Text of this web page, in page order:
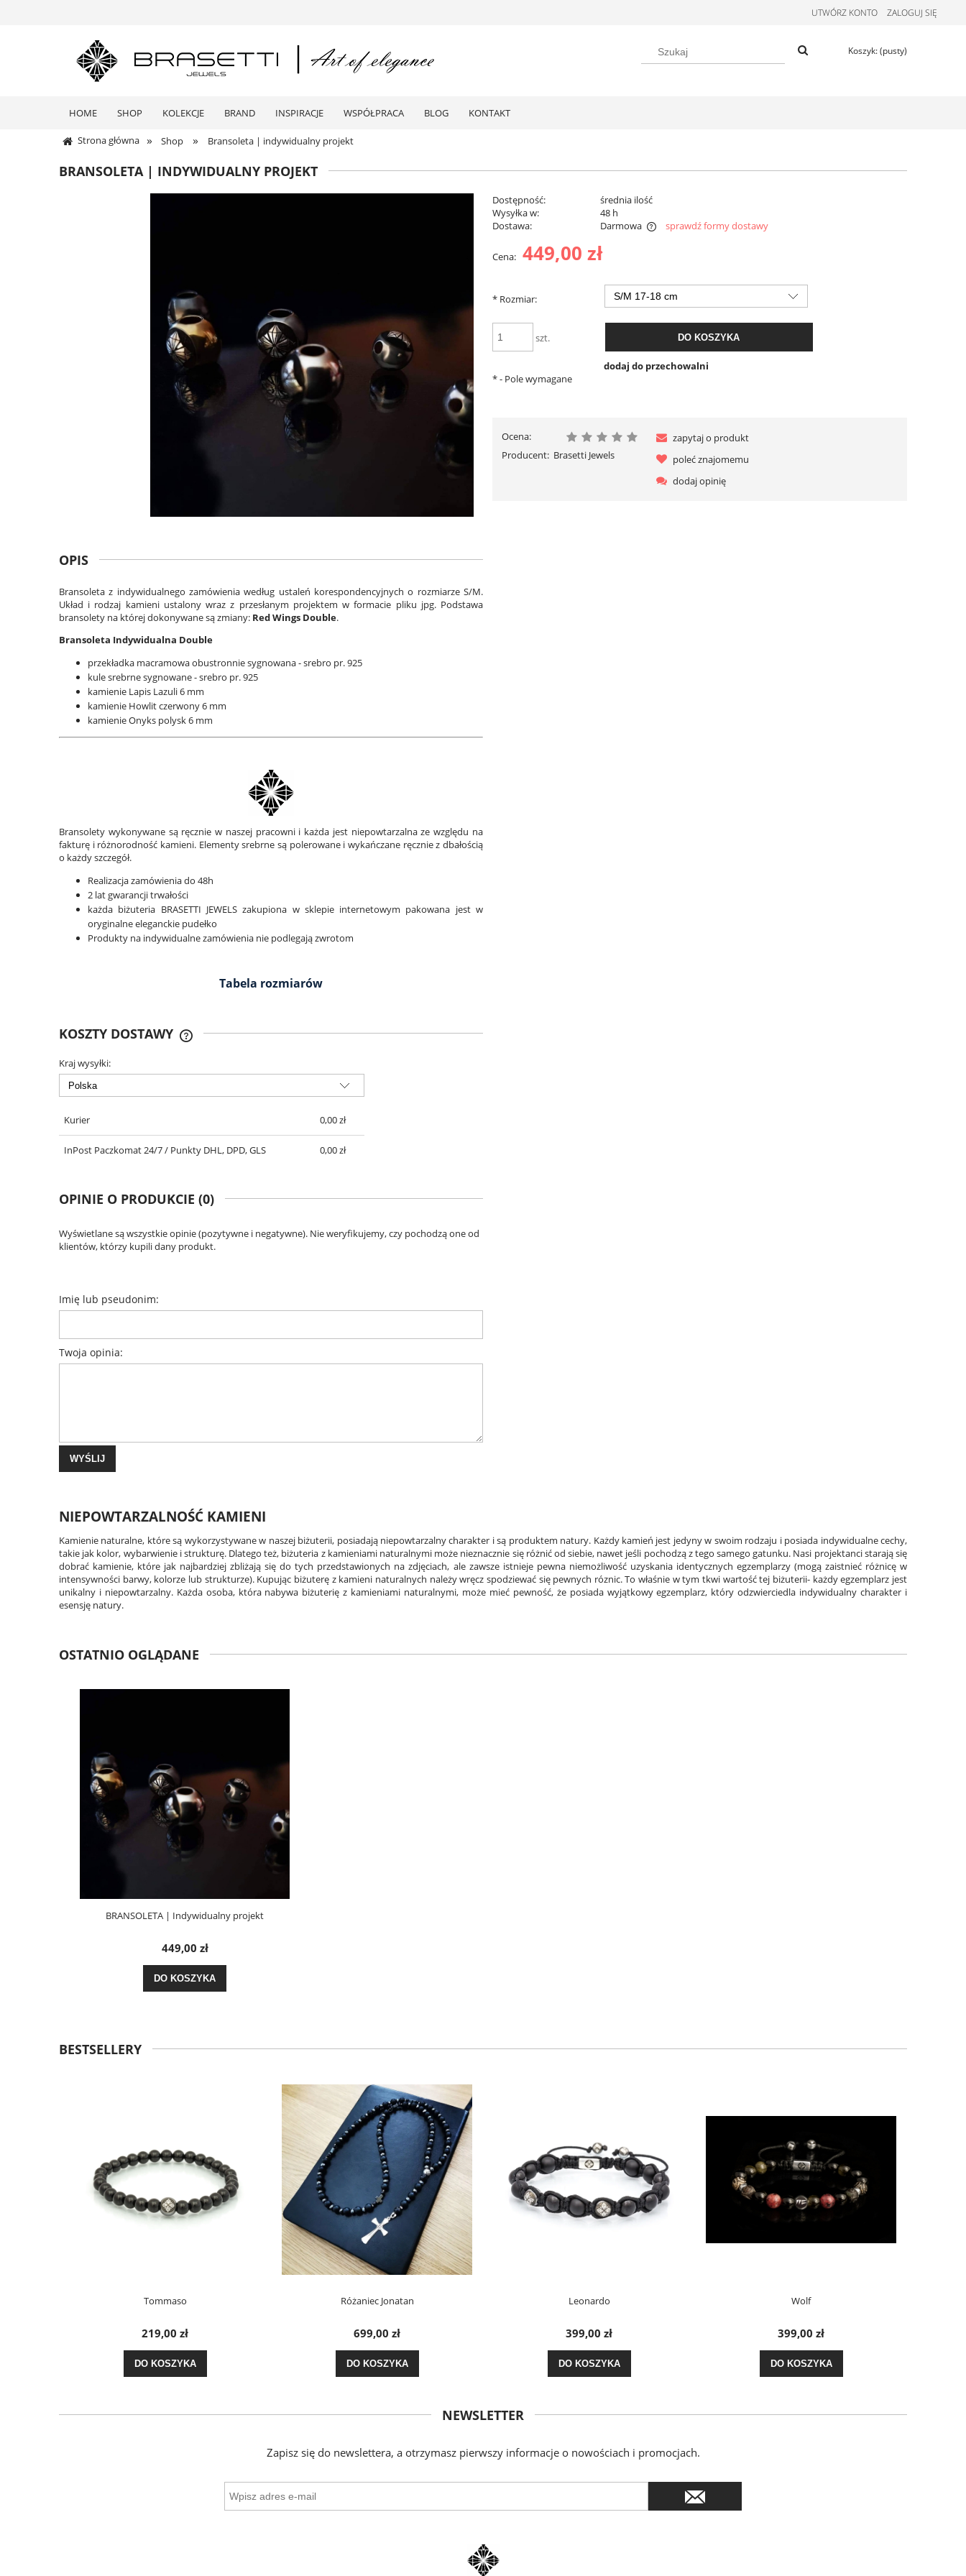
UTWÓRZ KONTO ZALOGUJ SIĘ
Koszyk:(pusty)
HOME SHOP KOLEKCJE BRAND INSPIRACJE WSPÓŁPRACA BLOG KONTAKT
Strona główna » Shop » Bransoleta | indywidualny projekt
BRANSOLETA | INDYWIDUALNY PROJEKT
Dostępność:
średnia ilość
Wysyłka w:
48 h
Dostawa:
Darmowa
Darmowa dostawa od 299 zł
sprawdź formy dostawy
Cena: 449,00 zł
*Rozmiar:
szt. DO KOSZYKA
dodaj do przechowalni
*- Pole wymagane
Ocena:
Producent: Brasetti Jewels
zapytaj o produkt
poleć znajomemu
dodaj opinię
OPIS
Bransoleta z indywidualnego zamówienia według ustaleń korespondencyjnych o rozmiarze S/M.
Układ i rodzaj kamieni ustalony wraz z przesłanym projektem w formacie pliku jpg. Podstawa
bransolety na której dokonywane są zmiany: Red Wings Double.
Bransoleta Indywidualna Double
przekładka macramowa obustronnie sygnowana - srebro pr. 925
kule srebrne sygnowane - srebro pr. 925
kamienie Lapis Lazuli 6 mm
kamienie Howlit czerwony 6 mm
kamienie Onyks polysk 6 mm
Bransolety wykonywane są ręcznie w naszej pracowni i każda jest niepowtarzalna ze względu na
fakturę i różnorodność kamieni. Elementy srebrne są polerowane i wykańczane ręcznie z dbałością
o każdy szczegół.
Realizacja zamówienia do 48h
2 lat gwarancji trwałości
każda biżuteria BRASETTI JEWELS zakupiona w sklepie internetowym pakowana jest w
oryginalne eleganckie pudełko
Produkty na indywidualne zamówienia nie podlegają zwrotom
Tabela rozmiarów
KOSZTY DOSTAWY
DARMOWA DOSTAWA OD 299 ZŁ
Kraj wysyłki:
Kurier 0,00 zł
InPost Paczkomat 24/7 / Punkty DHL, DPD, GLS 0,00 zł
OPINIE O PRODUKCIE (0)
Wyświetlane są wszystkie opinie (pozytywne i negatywne). Nie weryfikujemy, czy pochodzą one od
klientów, którzy kupili dany produkt.
Imię lub pseudonim:
Twoja opinia:
WYŚLIJ
NIEPOWTARZALNOŚĆ KAMIENI
Kamienie naturalne, które są wykorzystywane w naszej biżuterii, posiadają niepowtarzalny charakter i są produktem natury. Każdy kamień jest jedyny w swoim rodzaju i posiada indywidualne cechy,
takie jak kolor, wybarwienie i strukturę. Dlatego też, biżuteria z kamieniami naturalnymi może nieznacznie się różnić od siebie, nawet jeśli pochodzą z tego samego gatunku. Nasi projektanci starają się
dobrać kamienie, które jak najbardziej zbliżają się do tych przedstawionych na zdjęciach, ale zawsze istnieje pewna niemożliwość uzyskania identycznych egzemplarzy (mogą zaistnieć różnicę w
intensywności barwy, kolorze lub strukturze). Kupując biżuterę z kamieni naturalnych należy wręcz spodziewać się pewnych róznic. To właśnie w tym tkwi wartość tej biżuterii- każdy egzemplarz jest
unikalny i niepowtarzalny. Każda osoba, która nabywa biżuterię z kamieniami naturalnymi, może mieć pewność, że posiada wyjątkowy egzemplarz, który odzwierciedla indywidualny charakter i
esensję natury.
OSTATNIO OGLĄDANE
BRANSOLETA | Indywidualny projekt
449,00 zł
DO KOSZYKA
BESTSELLERY
Tommaso
219,00 zł
DO KOSZYKA
Różaniec Jonatan
699,00 zł
DO KOSZYKA
Leonardo
399,00 zł
DO KOSZYKA
Wolf
399,00 zł
DO KOSZYKA
NEWSLETTER
Zapisz się do newslettera, a otrzymasz pierwszy informacje o nowościach i promocjach.